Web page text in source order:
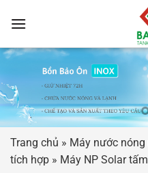
đến
dung
Trang chủ » Máy nước
tích hợp » Máy NP Solar